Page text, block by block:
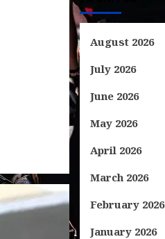
August 2026
July 2026
June 2026
May 2026
April 2026
March 2026
February 2026
January 2026